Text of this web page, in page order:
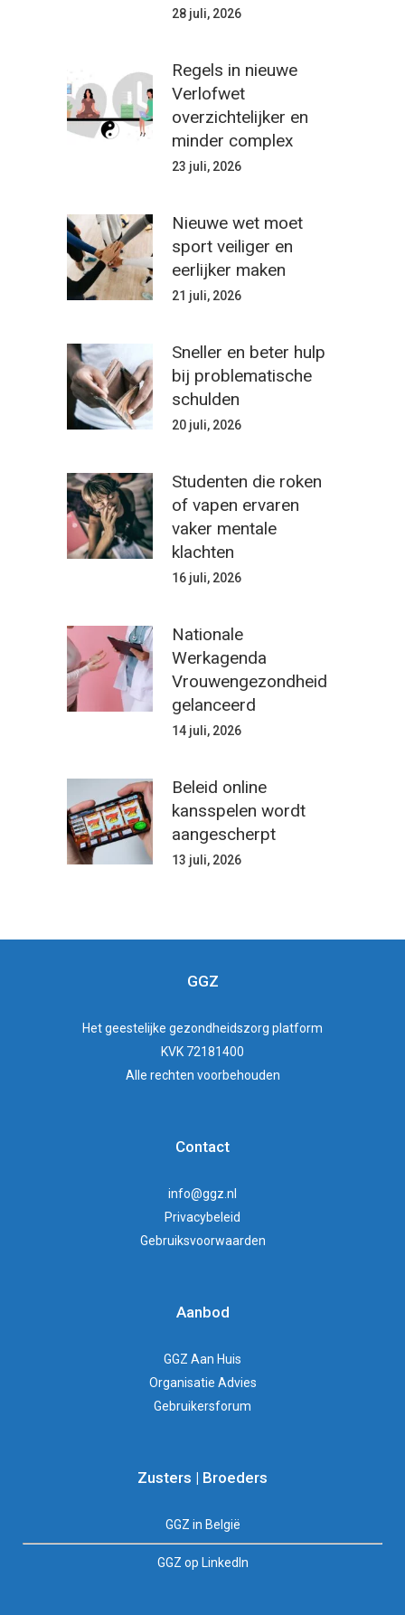
28 juli, 2026
Regels in nieuwe
Verlofwet
overzichtelijker en
minder complex
23 juli, 2026
Nieuwe wet moet
sport veiliger en
eerlijker maken
21 juli, 2026
Sneller en beter hulp
bij problematische
schulden
20 juli, 2026
Studenten die roken
of vapen ervaren
vaker mentale
klachten
16 juli, 2026
Nationale
Werkagenda
Vrouwengezondheid
gelanceerd
14 juli, 2026
Beleid online
kansspelen wordt
aangescherpt
13 juli, 2026
GGZ
Hetgeestelijke gezondheidszorg platform
KVK 72181400
Alle rechten voorbehouden
Contact
info@ggz.nl
Privacybeleid
Gebruiksvoorwaarden
Aanbod
GGZ Aan Huis
Organisatie Advies
Gebruikersforum
Zusters | Broeders
GGZ in België
GGZ op LinkedIn